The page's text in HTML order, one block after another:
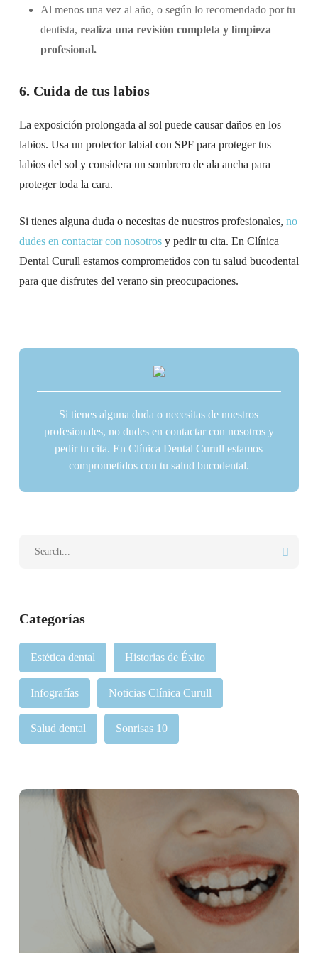
Categorías
Estética dental Historias de Éxito
Infografías Noticias Clínica Curull
Salud dental Sonrisas 10
Al menos una vez al año, o según lo recomendado por tu
dentista, realiza una revisión completa y limpieza
profesional.
6. Cuida de tus labios
La exposición prolongada al sol puede causar daños en los
labios. Usa un protector labial con SPF para proteger tus
labios del sol y considera un sombrero de ala ancha para
proteger toda la cara.
Si tienes alguna duda o necesitas de nuestros profesionales, no
dudes en contactar con nosotrosy pedir tu cita. En Clínica
Dental Curull estamos comprometidos con tu salud bucodental
para que disfrutes del verano sin preocupaciones.
Si tienes alguna duda o necesitas de nuestros
profesionales, no dudes en contactar con nosotros y
pedir tu cita. En Clínica Dental Curull estamos
comprometidos con tu salud bucodental.